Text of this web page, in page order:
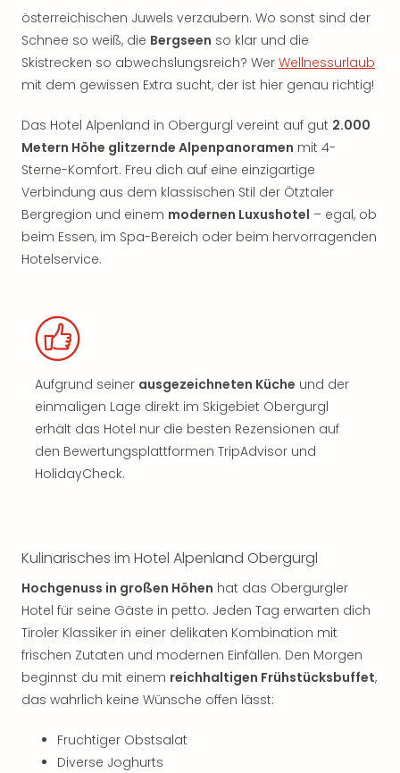
österreichischen Juwels verzaubern. Wo sonst sind der
Schnee so weiß, die Bergseen so klar und die
Skistrecken so abwechslungsreich? Wer Wellnessurlaub
mit dem gewissen Extra sucht, der ist hier genau richtig!
Das Hotel Alpenland in Obergurgl vereint auf gut 2.000
Metern Höhe glitzernde Alpenpanoramen mit 4-
Sterne-Komfort. Freu dich auf eine einzigartige
Verbindung aus dem klassischen Stil der Ötztaler
Bergregion und einem modernen Luxushotel – egal, ob
beim Essen, im Spa-Bereich oder beim hervorragenden
Hotelservice.
Aufgrund seiner ausgezeichneten Küche und der
einmaligen Lage direkt im Skigebiet Obergurgl
erhält das Hotel nur die besten Rezensionen auf
den Bewertungsplattformen TripAdvisor und
HolidayCheck.
Kulinarisches im Hotel Alpenland Obergurgl
Hochgenuss in großen Höhen hat das Obergurgler
Hotel für seine Gäste in petto. Jeden Tag erwarten dich
Tiroler Klassiker in einer delikaten Kombination mit
frischen Zutaten und modernen Einfällen. Den Morgen
beginnst du mit einem reichhaltigen Frühstücksbuffet,
das wahrlich keine Wünsche offen lässt:
Fruchtiger Obstsalat
Diverse Joghurts